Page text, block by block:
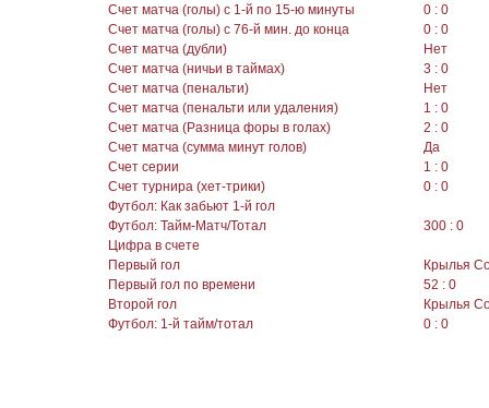
Счет матча (голы) с 1-й по 15-ю минуты
0 : 0
Счет матча (голы) с 76-й мин. до конца
0 : 0
Счет матча (дубли)
Нет
Счет матча (ничьи в таймах)
3 : 0
Счет матча (пенальти)
Нет
Счет матча (пенальти или удаления)
1 : 0
Счет матча (Разница форы в голах)
2 : 0
Счет матча (сумма минут голов)
Да
Счет серии
1 : 0
Счет турнира (хет-трики)
0 : 0
Футбол: Как забьют 1-й гол
Футбол: Тайм-Матч/Тотал
300 : 0
Цифра в счете
Первый гол
Крылья
Первый гол по времени
52 : 0
Второй гол
Крылья
Футбол: 1-й тайм/тотал
0 : 0